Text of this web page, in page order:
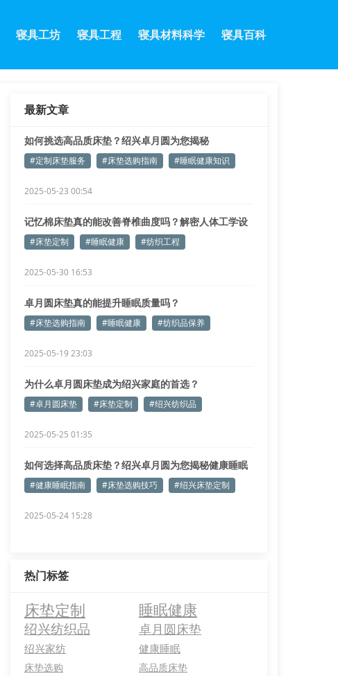
寝具工坊 寝具工程 寝具材料科学 寝具百科
最新文章
如何挑选高品质床垫？绍兴卓月圆为您揭秘
#定制床垫服务 #床垫选购指南 #睡眠健康知识
2025-05-23 00:54
记忆棉床垫真的能改善脊椎曲度吗？解密人体工学设
计原理
#床垫定制 #睡眠健康 #纺织工程
2025-05-30 16:53
卓月圆床垫真的能提升睡眠质量吗？
#床垫选购指南 #睡眠健康 #纺织品保养
2025-05-19 23:03
为什么卓月圆床垫成为绍兴家庭的首选？
#卓月圆床垫 #床垫定制 #绍兴纺织品
2025-05-25 01:35
如何选择高品质床垫？绍兴卓月圆为您揭秘健康睡眠
密码
#健康睡眠指南 #床垫选购技巧 #绍兴床垫定制
2025-05-24 15:28
热门标签
床垫定制 睡眠健康
绍兴纺织品 卓月圆床垫
绍兴家纺 健康睡眠
床垫选购
高品质床垫